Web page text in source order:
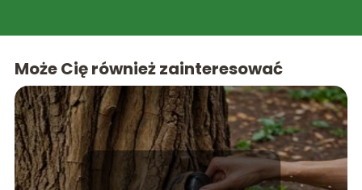
Może Cię również zainteresować